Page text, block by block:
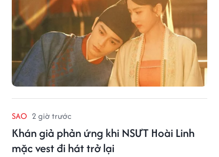
SAO 2 giờ trước
Khán giả phản ứng khi NSƯT Hoài Linh
mặc vest đi hát trở lại